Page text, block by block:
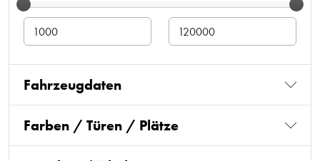
Fahrzeugdaten
Farben / Türen / Plätze